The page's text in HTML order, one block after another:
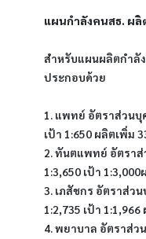
แผนกำลังคนสธ. ผลิ
สำหรับแผนผลิตกำลั
ประกอบด้วย
1. แพทย์ อัตราส่วนบุ
เป้า 1:650 ผลิตเพิ่ม
2. ทันตแพทย์ อัตรา
1:3,650 เป้า
3. เภสัชกร อัตราส่ว
1:2,735 เป้า
4. พยาบาล อัตราส่